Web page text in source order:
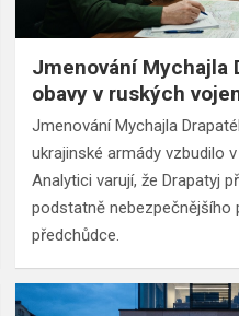
Jmenování Mychajla
obavy v ruských
Jmenování Mychajla
ukrajinské armády vzbudilo
Analytici varují, že Drapatyj
podstatně nebezpečnějšího
předchůdce.